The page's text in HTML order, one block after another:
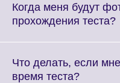
Когда меня будут
прохождения теста?
Что делать, если
время теста?Click